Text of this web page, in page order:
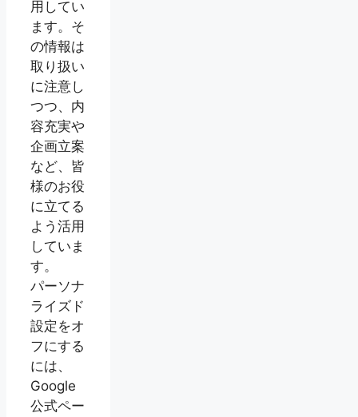
用してい
ます。そ
の情報は
取り扱い
に注意し
つつ、内
容充実や
企画立案
など、皆
様のお役
に立てる
よう活用
していま
す。
パーソナ
ライズド
設定をオ
フにする
には、
Google
公式ペー